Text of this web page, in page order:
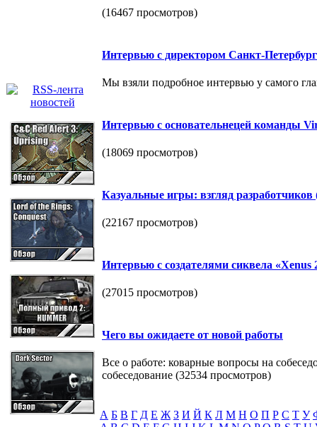
(16467 просмотров)
Интервью с директором Санкт-
Мы взяли подробное интервью у самого
Интервью с основательнецей команды
(18069 просмотров)
Казуальные игры: взгляд
(22167 просмотров)
Интервью с создателями сиквела
(27015 просмотров)
Чего вы ожидаете от новой работы
Все о работе: коварные вопросы на
собеседование (32534 просмотров)
А Б В Г Д Е Ж З И Й К Л М Н О П Р С Т У